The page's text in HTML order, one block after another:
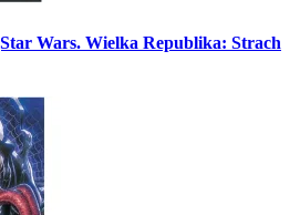
Wars. Wielka Republika: Strach